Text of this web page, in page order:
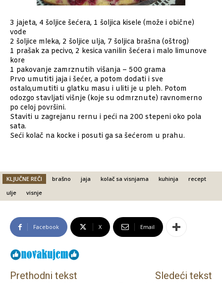
3 jajeta, 4 šoljice šećera, 1 šoljica kisele (može i obične)
vode
2 šoljice mleka, 2 šoljice ulja, 7 šoljica brašna (oštrog)
1 prašak za pecivo, 2 kesica vanilin šećera i malo limunove
kore
1 pakovanje zamrznutih višanja – 500 grama
Prvo umutiti jaja i šećer, a potom dodati i sve
ostalo,umutiti u glatku masu i uliti je u pleh. Potom
odozgo stavljati višnje (koje su odmrznute) ravnomerno
po celoj površini.
Staviti u zagrejanu rernu i peći na 200 stepeni oko pola
sata.
Seći kolač na kocke i posuti ga sa šećerom u prahu.
KLJUČNE REČI brašno jaja kolač sa visnjama kuhinja
recept
ulje
visnje
Facebook X Email
Prethodni tekst Sledeći tekst